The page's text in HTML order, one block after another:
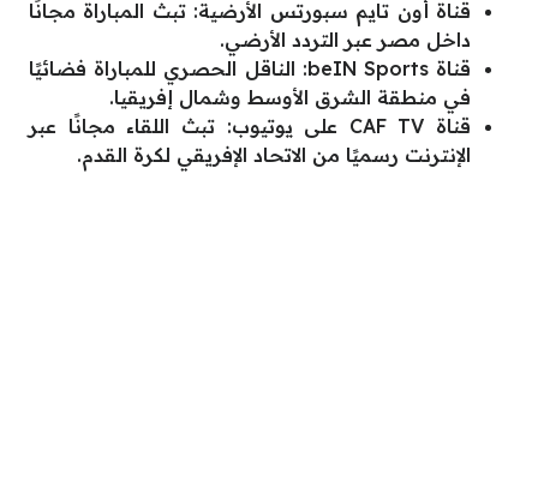
قناة أون تايم سبورتس الأرضية: تبث المباراة مجانًا
داخل مصر عبر التردد الأرضي.
قناة beIN Sports: الناقل الحصري للمباراة فضائيًا
في منطقة الشرق الأوسط وشمال إفريقيا.
قناة CAF TV على يوتيوب: تبث اللقاء مجانًا عبر
الإنترنت رسميًا من الاتحاد الإفريقي لكرة القدم.